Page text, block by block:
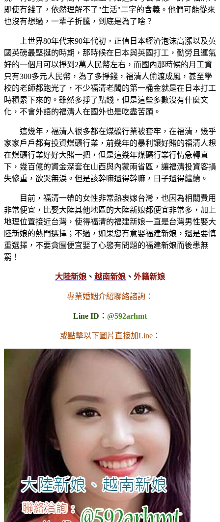
即使有錢了，依然理解不了"生活"二字的含義。他們可能從來
也沒有想過，一輩子折騰，到底是為了啥？
上世界80年代末90年代初，正值日本經濟泡沫高漲以及英
國英磅最堅挻的時期，那時候在日本與英國打工，勤勞且運氣
好的一個月可以掙到2萬人民幣左右，而國內那時候的月工資
只有300多元人民幣，為了多掙錢，福清人偷渡成風，甚至學
校的老師都跑光了，不少福清老闆的第一桶金就是在日本打工
時積累下來的。雖然多掙了點錢，但是這些多數沒有什麼文
化，不會外語的福清人在國外也是吃盡苦頭。
這幾年，福清人很多都在煤礦行業被套牢，在福清，幾乎
家家戶戶都有投資煤礦行業，前幾年的暴利讓好賭的福清人想
在煤礦行業好好大賭一把，但是這幾年煤礦行業行情急轉直
下，幾百億的資金深套在山西與內蒙兩省區，讓福清投資客損
失慘重，欲哭無淚。但是該幹嘛還得幹嘛，日子還得繼續。
目前，福清一帶的女性非常熱衷嫁台灣，也因為相關費用
非常便宜，比娶大陸其他地區的大陸新娘都便宜非常多，加上
地理位置接近台灣，使得福清的福建新娘一直是台灣男性娶大
陸新娘的熱門選擇；不過，如果您有意娶福建新娘，還是要慎
重選擇，不要貪圖便宜娶了心態有問題的福建新娘而後患無
窮！
大陸新娘 、 越南新娘 、 外籍新娘
專業婚姻介紹聯絡諮詢：
Line ID： @592arhmt
或點擊以下圖片直接加Line：